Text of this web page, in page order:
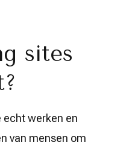
sites
echt werken en
van mensen om